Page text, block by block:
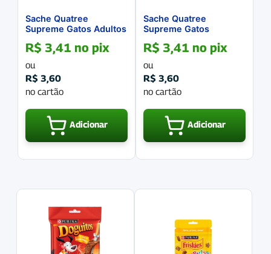
Sache Quatree
Supreme Gatos Adultos
R$ 3,41 no pix
ou
R$ 3,60
no cartão
Adicionar
Sache Quatree
Supreme Gatos
100g
R$ 3,41 no pix
ou
R$ 3,60
no cartão
Adicionar